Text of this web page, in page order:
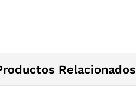
Relacionados